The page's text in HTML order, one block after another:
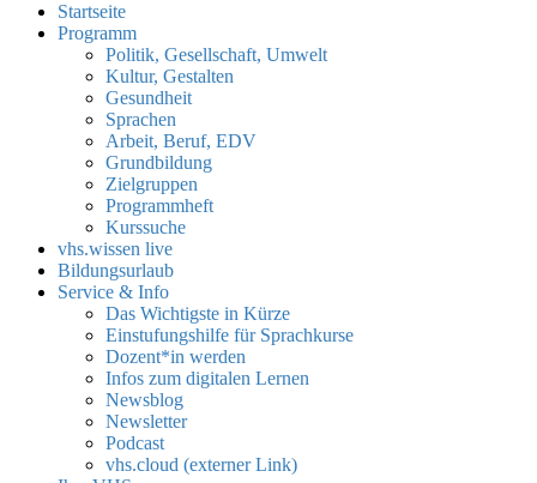
Startseite
Programm
Politik, Gesellschaft, Umwelt
Kultur, Gestalten
Gesundheit
Sprachen
Arbeit, Beruf, EDV
Grundbildung
Zielgruppen
Programmheft
Kurssuche
vhs.wissen live
Bildungsurlaub
Service & Info
Das Wichtigste in Kürze
Einstufungshilfe für Sprachkurse
Dozent*in werden
Infos zum digitalen Lernen
Newsblog
Newsletter
Podcast
vhs.cloud (externer Link)